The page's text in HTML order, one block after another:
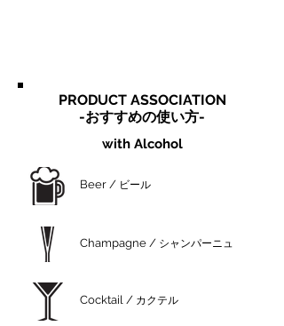
PRODUCT ASSOCIATION
​-おすすめの使い方-
with Alcohol
Beer / ビール
Champagne / シャンパーニュ
Cocktail / カクテル